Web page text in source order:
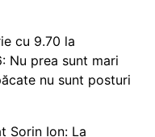
cu 9.70 la
Nu prea sunt mari
nu sunt posturi
Sorin Ion: La